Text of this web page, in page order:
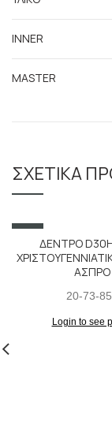
INNER
MASTER
ΣΧΕΤΙΚΆ
SALE
ΔΕΝΤΡΟ
ΑΣΠΡΟ
20-73-
Login to see